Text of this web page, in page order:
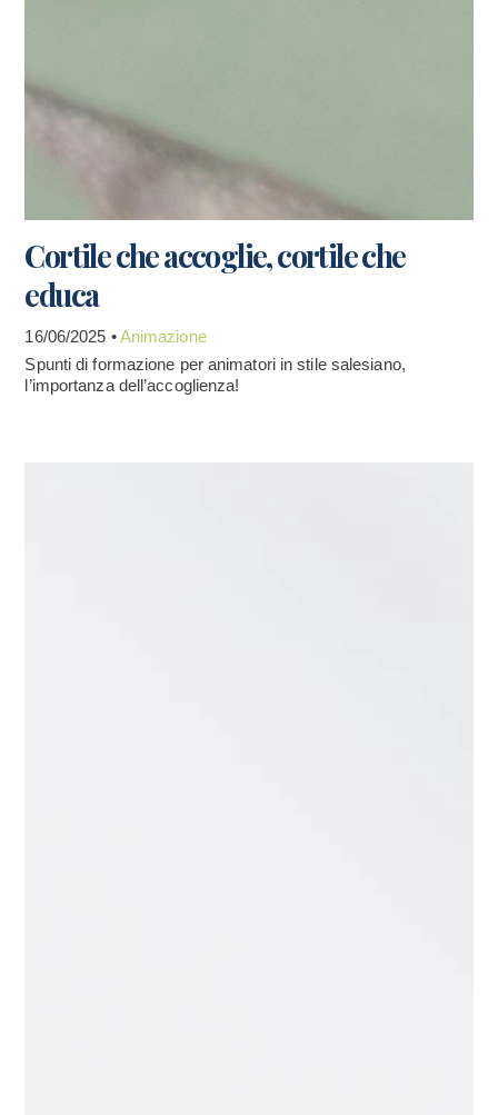
Cortile che accoglie, cortile che
educa
16/06/2025 •Animazione
Spunti di formazione per animatori in stile salesiano,
l’importanza dell’accoglienza!